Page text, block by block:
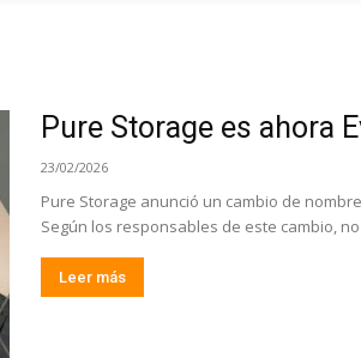
Colombia
Pure Storage es ahora
23/02/2026
Pure Storage anunció un cambio de
Según los responsables de este cambio,
Leer más